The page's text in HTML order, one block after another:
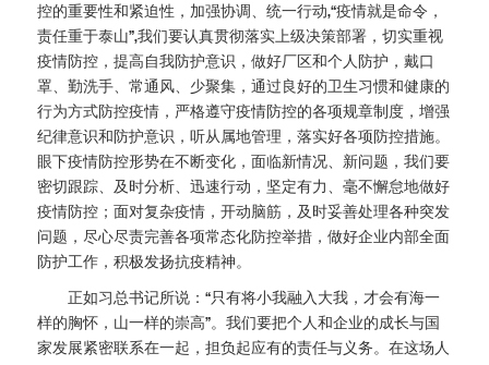
控的重要性和紧迫性，加强协调、统一行动,“疫情就是命令，
责任重于泰山”,我们要认真贯彻落实上级决策部署，切实重视
疫情防控，提高自我防护意识，做好厂区和个人防护，戴口
罩、勤洗手、常通风、少聚集，通过良好的卫生习惯和健康的
行为方式防控疫情，严格遵守疫情防控的各项规章制度，增强
纪律意识和防护意识，听从属地管理，落实好各项防控措施。
眼下疫情防控形势在不断变化，面临新情况、新问题，我们要
密切跟踪、及时分析、迅速行动，坚定有力、毫不懈怠地做好
疫情防控；面对复杂疫情，开动脑筋，及时妥善处理各种突发
问题，尽心尽责完善各项常态化防控举措，做好企业内部全面
防护工作，积极发扬抗疫精神。
正如习总书记所说：“只有将小我融入大我，才会有海一
样的胸怀，山一样的崇高”。我们要把个人和企业的成长与国
家发展紧密联系在一起，担负起应有的责任与义务。在这场人